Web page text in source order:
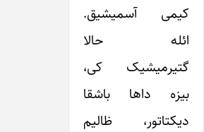
کیمی آسمیشیق.
ائله حالا
گتیرمیشیک کی،
بیزه داها باشقا
دیکتاتور، ظالیم